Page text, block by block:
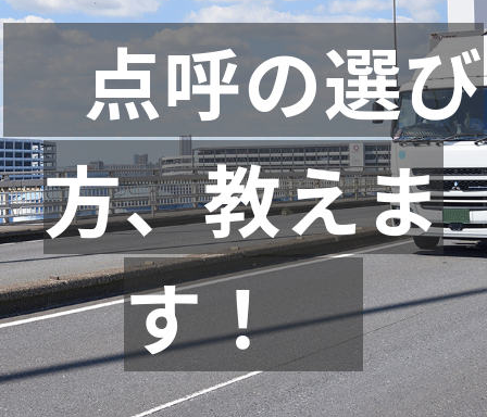
点呼の選び
方、教えま
す！